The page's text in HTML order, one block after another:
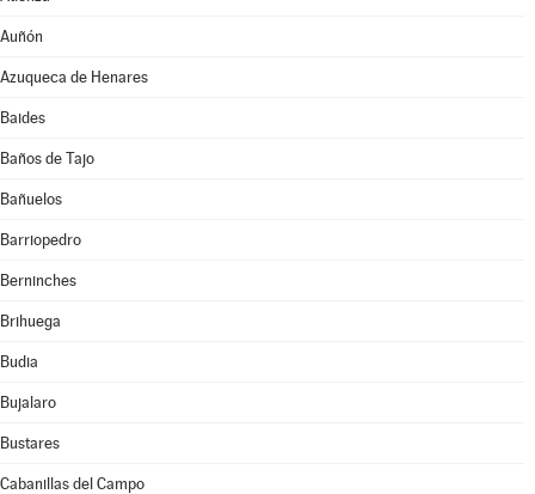
Auñón
Azuqueca de Henares
Baides
Baños de Tajo
Bañuelos
Barriopedro
Berninches
Brihuega
Budia
Bujalaro
Bustares
Cabanillas del Campo